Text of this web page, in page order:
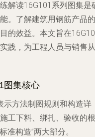
解读16G101系列图集是
。了解建筑用钢筋产品的
的效益。本文旨在
践，为工程人员与销售从
集核心
示方法制图规则和构造详
工下料、绑扎、验收的根
准构造”两大部分。